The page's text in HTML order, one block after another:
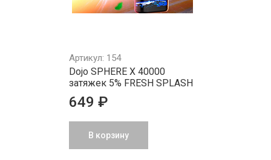
Артикул: 154
Dojo SPHERE X 40000
затяжек 5% FRESH SPLASH
649 ₽
В корзину